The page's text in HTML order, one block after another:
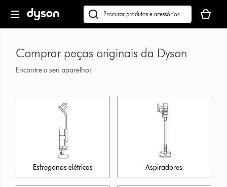
seguinte
Pesquisar
em
seu
cesto
Comprar peças originais da Dyson
Encontre o seu aparelho:
Esfregonas elétricas Aspiradores